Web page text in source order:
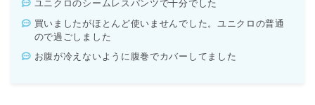
ユニクロのシームレスパンツで十分でした
買いましたがほとんど使いませんでした。ユニクロの普通
ので過ごしました
お腹が冷えないように腹巻でカバーしてました